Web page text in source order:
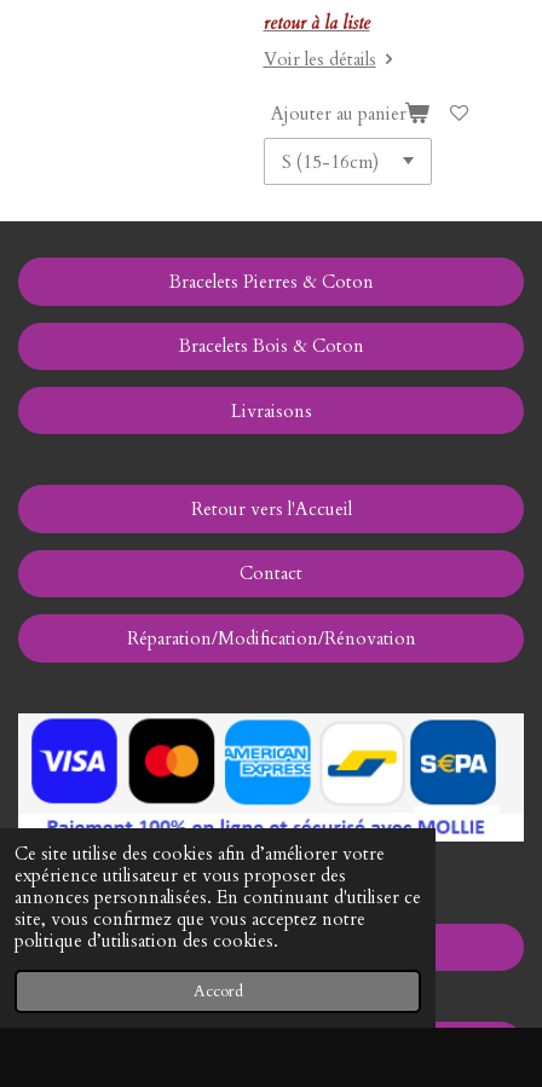
Ce site utilise des cookies afin d’améliorer votre
expérience utilisateur et vous proposer des
annonces personnalisées. En continuant d'utiliser ce
site, vous confirmez que vous acceptez notre
politique d’utilisation des cookies.
Accord
retour à la liste
Voir les détails
Ajouter au panier
Bracelets Pierres & Coton
Bracelets Bois & Coton
Livraisons
Retour vers l'Accueil
Contact
Réparation/Modification/Rénovation
I
n
s
a
Conditions Générales de Vente